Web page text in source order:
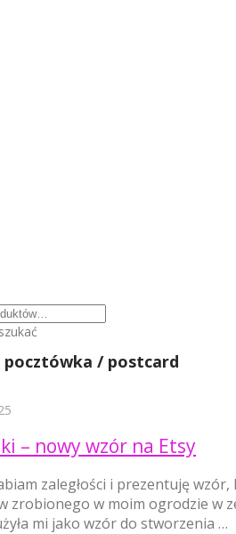
pocztówka / postcard
– nowy wzór na Etsy
zaległości i prezentuję
zrobionego w moim ogrodzie w
mi jako wzór do stworzenia …